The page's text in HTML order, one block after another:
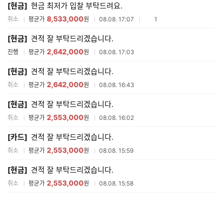
[현금] 현금 최저가 입찰 부탁드려요.
취소 평균가 8,533,000원 08.08. 17:07 참여업체수
1
[현금] 견적 잘 부탁드리겠습니다.
진행 평균가 2,642,000원 08.08. 17:03
[현금] 견적 잘 부탁드리겠습니다.
취소 평균가 2,642,000원 08.08. 16:43
[현금] 견적 잘 부탁드리겠습니다.
취소 평균가 2,553,000원 08.08. 16:02
[카드] 견적 잘 부탁드리겠습니다.
취소 평균가 2,553,000원 08.08. 15:59
[현금] 견적 잘 부탁드리겠습니다.
취소 평균가 2,553,000원 08.08. 15:58